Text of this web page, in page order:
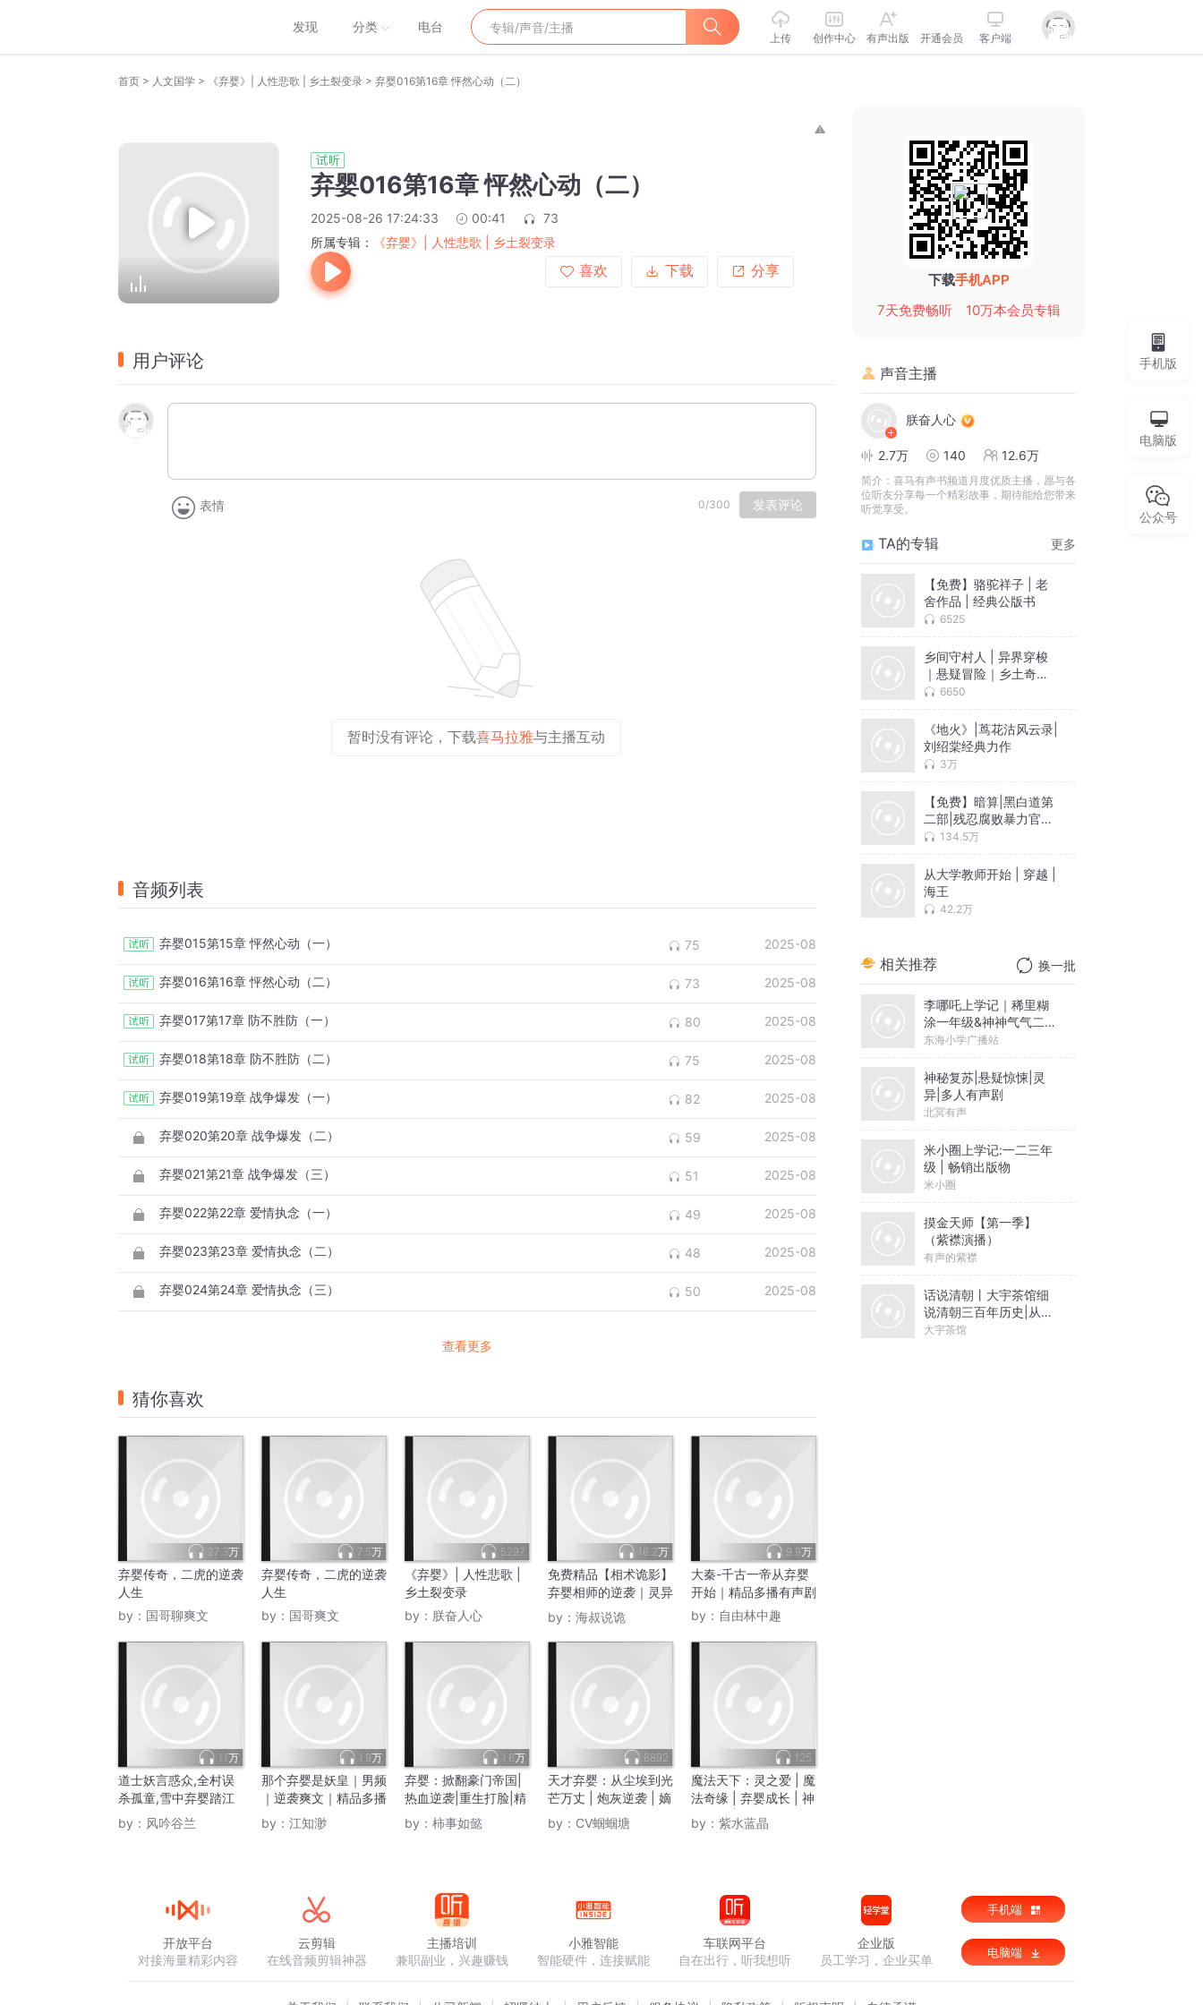
发现 分类 电台
上传 创作中心 有声出版 开通会员 客户端
首页 > 人文国学 > 《弃婴》| 人性悲歌 | 乡土裂变录 > 弃婴016第16章 怦然心动（二）
弃婴016第16章 怦然心动（二）
2025-08-26 17:24:33 00:41
73
所属专辑：
《弃婴》| 人性悲歌 | 乡土裂变录
喜欢
下载 分享
用户评论
表情 0/300 发表评论
暂时没有评论，下载喜马拉雅与主播互动
音频列表
弃婴015第15章 怦然心动（一） 75 2025-08
弃婴016第16章 怦然心动（二） 73 2025-08
弃婴017第17章 防不胜防（一） 80 2025-08
弃婴018第18章 防不胜防（二） 75 2025-08
弃婴019第19章 战争爆发（一） 82 2025-08
弃婴020第20章 战争爆发（二） 59 2025-08
弃婴021第21章 战争爆发（三） 51 2025-08
弃婴022第22章 爱情执念（一） 49 2025-08
弃婴023第23章 爱情执念（二） 48 2025-08
弃婴024第24章 爱情执念（三） 50 2025-08
查看更多
猜你喜欢
27.3万
弃婴传奇，二虎的逆袭
人生
by： 国哥聊爽文
7.5万
弃婴传奇，二虎的逆袭
人生
by： 国哥爽文
5297
《弃婴》| 人性悲歌 |
乡土裂变录
by： 朕奋人心
16.2万
免费精品【相术诡影】
弃婴相师的逆袭｜灵异
｜相术｜
by： 海叔说诡
9.9万
大秦-千古一帝从弃婴
开始｜精品多播有声剧
by： 自由林中趣
1.1万
道士妖言惑众,全村误
杀孤童,雪中弃婴踏江
湖
by： 风吟谷兰
1.9万
那个弃婴是妖皇｜男频
｜逆袭爽文｜精品多播
｜真人录制
by： 江知渺
1.6万
弃婴：掀翻豪门帝国|
热血逆袭|重生打脸|精
品多人有声剧
by： 柿事如懿
8892
天才弃婴：从尘埃到光
芒万丈 | 炮灰逆袭 | 嫡
女 | 爆更
by： CV蝈蝈塘
125
魔法天下：灵之爱 | 魔
法奇缘 | 弃婴成长 | 神
秘身世 | 爱恨纠葛
by： 紫水蓝晶
下载手机APP
7天免费畅听
10万本会员专辑
声音主播
朕奋人心
2.7万 140 12.6万
简介： 喜马有声书频道月度优质主播，愿与各
位听友分享每一个精彩故事，期待能给您带来
听觉享受。
TA的专辑 更多
【免费】骆驼祥子 | 老
舍作品 | 经典公版书
6525
乡间守村人 | 异界穿梭
｜悬疑冒险｜乡土奇幻
｜双界纠葛
6650
《地火》|茑花沽风云录|
刘绍棠经典力作
3万
【免费】暗算|黑白道第
二部|残忍腐败暴力官场
潜规则
134.5万
从大学教师开始 | 穿越 |
海王
42.2万
相关推荐 换一批
李哪吒上学记｜稀里糊
涂一年级&神神气气二年
级
东海小学广播站
神秘复苏|悬疑惊悚|灵
异|多人有声剧
北冥有声
米小圈上学记:一二三年
级 | 畅销出版物
米小圈
摸金天师【第一季】
（紫襟演播）
有声的紫襟
话说清朝丨大宇茶馆细
说清朝三百年历史|从努
尔哈赤到末代皇帝溥仪|
大宇茶馆
手机版
电脑版
公众号
开放平台
对接海量精彩内容
云剪辑
在线音频剪辑神器
主播培训
兼职副业，兴趣赚钱
小雅智能
智能硬件，连接赋能
车联网平台
自在出行，听我想听
企业版
员工学习，企业买单
手机端
电脑端